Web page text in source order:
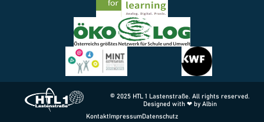
© 2025 HTL 1 Lastenstraße. All rights reserved.
Designed with ❤ by Albin
Kontakt ImpressumDatenschutz